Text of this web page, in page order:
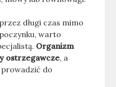
długi czas mimo
warto
Organizm
ostrzegawcze, a
do